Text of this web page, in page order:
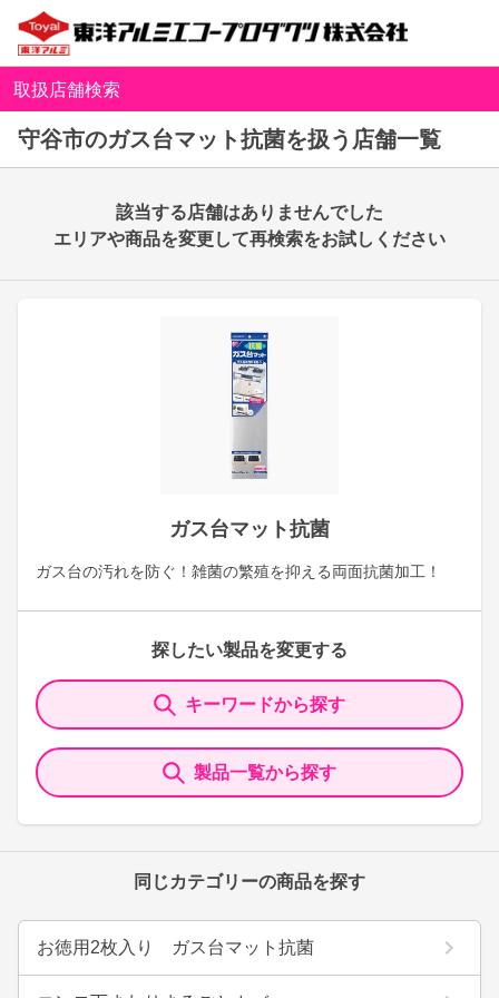
取扱店舗検索
守谷市のガス台マット抗菌を扱う店舗一覧
ガス台マット抗菌
ガス台の汚れを防ぐ！雑菌の繁殖を抑える両面抗菌加工！
探したい製品を変更する
キーワードから探す
製品一覧から探す
同じカテゴリーの商品を探す
お徳用2枚入り ガス台マット抗菌
該当する店舗はありませんでした
エリアや商品を変更して再検索をお試しください